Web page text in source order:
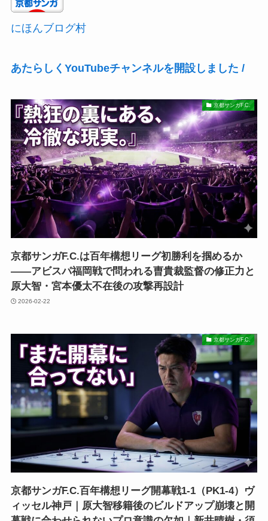
にほんブログ村
あたらしくYouTubeチャンネルを開設しました /
京都サンガF.C.
京都サンガF.C.は百年構想リーグ初勝利を掴めるか
――アビスパ福岡戦で問われる曺貴裁監督の修正力と
原大智・宮本優太不在後の攻撃再設計
2026-02-22
京都サンガF.C.
京都サンガF.C.百年構想リーグ開幕戦1-1（PK1-4）ヴ
ィッセル神戸｜原大智移籍後のビルドアップ崩壊と開